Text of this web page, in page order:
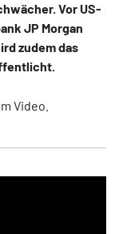
Vor US-
JP Morgan
zudem das
Video.